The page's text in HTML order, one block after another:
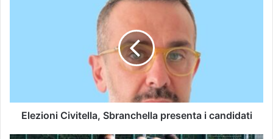
Elezioni Civitella, Sbranchella presenta i candidati